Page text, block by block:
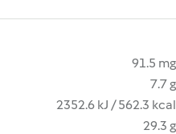
91.5 mg
7.7 g
2352.6 kJ / 562.3 kcal
29.3 g